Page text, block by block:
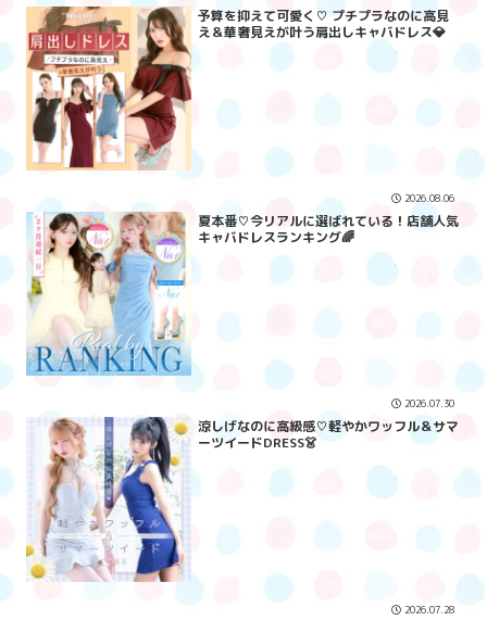
予算を抑えて可愛く♡ プチプラなのに高見
え＆華奢見えが叶う肩出しキャバドレス💎
2026.08.06
夏本番♡今リアルに選ばれている！店舗人気
キャバドレスランキング🌈
2026.07.30
涼しげなのに高級感♡軽やかワッフル＆サマ
ーツイードDRESS👗
2026.07.28